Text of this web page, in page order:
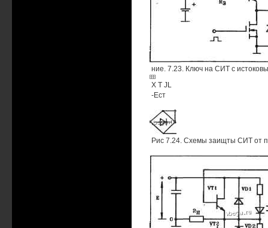
ние. 7.23. Ключ на СИТ с
X Т JL
-Ест
Рис 7.24. Схемы заищты СИТ от